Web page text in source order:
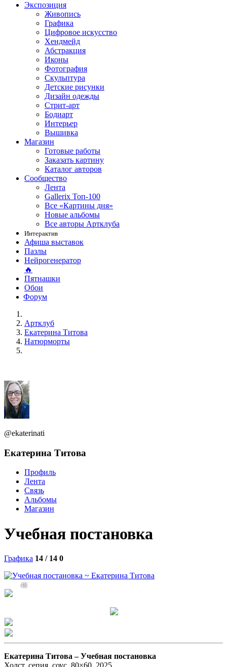
Экспозиция
Живопись
Графика
Цифровое искусство
Хендмейд
Абстракция
Иконы
Фотография
Скульптура
Детские рисунки
Дизайн одежды
Стрит-арт
Бодиарт
Интерьер
Вышивка
Магазин
Готовые работы
Заказать картину
Каталог авторов
Сообщество
Лента
Gallerix Топ-100
Все «Картины дня»
Новые альбомы
Все авторы Артклуба
Интерактив
Афиша выставок
Пазлы
Нейрогенератор
🔥
Пятнашки
Обои
Форум
Артклуб
Екатерина Титова
Натюрморты
@ekaterinati
Екатерина Титова
Профиль
Лента
Связь
Альбомы
Магазин
Учебная постановка
Графика 14 / 14 0
48
Екатерина Титова –Учебная постановка